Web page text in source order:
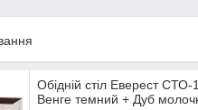
Обідній стіл Еверест
Венге темний + Дуб